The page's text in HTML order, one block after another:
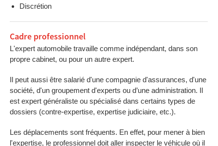
Discrétion
Cadre professionnel
L'expert automobile travaille comme indépendant, dans son
propre cabinet, ou pour un autre expert.
Il peut aussi être salarié d'une compagnie d'assurances, d'une
société, d'un groupement d'experts ou d’une administration. Il
est expert généraliste ou spécialisé dans certains types de
dossiers (contre-expertise, expertise judiciaire, etc.).
Les déplacements sont fréquents. En effet, pour mener à bien
l'expertise, le professionnel doit aller inspecter le véhicule où il